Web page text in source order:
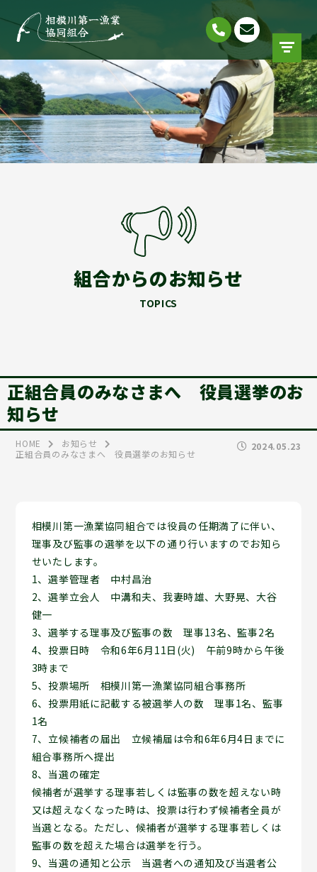
組合からのお知らせ
TOPICS
正組合員のみなさまへ 役員選挙のお
知らせ
HOME
お知らせ
正組合員のみなさまへ 役員選挙のお知らせ
2024.05.23
相模川第一漁業協同組合では役員の任期満了に伴い、
理事及び監事の選挙を以下の通り行いますのでお知ら
せいたします。
1、選挙管理者 中村昌治
2、選挙立会人 中溝和夫、我妻時雄、大野晃、大谷
健一
3、選挙する理事及び監事の数 理事13名、監事2名
4、投票日時 令和6年6月11日(火) 午前9時から午後
3時まで
5、投票場所 相模川第一漁業協同組合事務所
6、投票用紙に記載する被選挙人の数 理事1名、監事
1名
7、立候補者の届出 立候補届は令和6年6月4日までに
組合事務所へ提出
8、当選の確定
候補者が選挙する理事若しくは監事の数を超えない時
又は超えなくなった時は、投票は行わず候補者全員が
当選となる。ただし、候補者が選挙する理事若しくは
監事の数を超えた場合は選挙を行う。
9、当選の通知と公示 当選者への通知及び当選者公